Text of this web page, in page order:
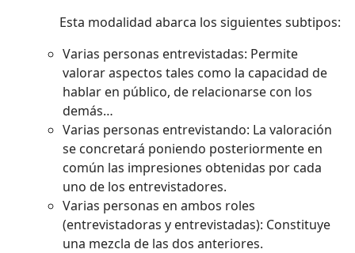
Esta modalidad abarca los siguientes subtipos:
Varias personas entrevistadas: Permite
valorar aspectos tales como la capacidad de
hablar en público, de relacionarse con los
demás…
Varias personas entrevistando: La valoración
se concretará poniendo posteriormente en
común las impresiones obtenidas por cada
uno de los entrevistadores.
Varias personas en ambos roles
(entrevistadoras y entrevistadas): Constituye
una mezcla de las dos anteriores.